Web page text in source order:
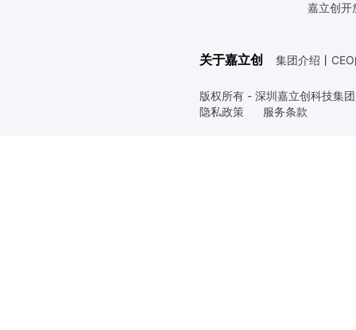
嘉立创开
关于嘉立创 集团介绍 丨
版权所有 - 深圳嘉立创科技集
隐私政策
服务条款